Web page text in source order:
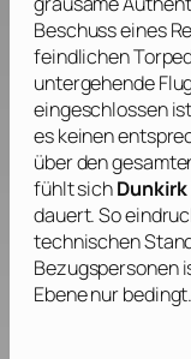
Beschuss eines
feindlichen
untergehende
eingeschlossen
es keinen
über den
fühlt sichDunkirk
dauert. So
technischen
Bezugspersonen
Ebene nur bedingt.